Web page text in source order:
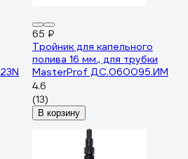
65 ₽
Тройник для капельного
полива 16 мм., для трубки
MasterProf ДС.060095.ИМ
4.6
(13)
В корзину